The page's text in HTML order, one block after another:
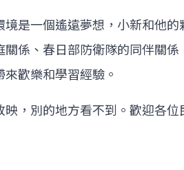
是一個遙遠夢想，小新和他
係、春日部防衛隊的同伴關
歡樂和學習經驗。
，別的地方看不到。歡迎各